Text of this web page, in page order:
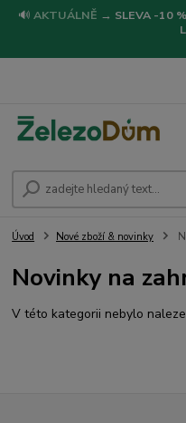
🔊 AKTUÁLNĚ → SLEVA -10
Úvod Nové zboží & novinky
Novinky na
V této kategorii nebylo